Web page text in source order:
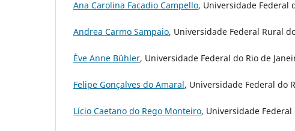
Ana Carolina Facadio Campello, Universidade Federal
Andrea Carmo Sampaio, Universidade Federal Rural
Ève Anne Bühler, Universidade Federal do Rio de
Felipe Gonçalves do Amaral, Universidade Federal do
Lício Caetano do Rego Monteiro, Universidade Federal